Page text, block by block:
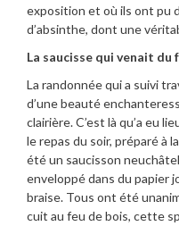
exposition et où ils ont pu
d’absinthe, dont une
La saucisse qui venait du
La randonnée qui a suivi
d’une beauté
clairière. C’est là qu’a eu
le repas du soir, préparé à
été un saucisson
enveloppé dans du papier
braise. Tous ont été
cuit au feu de bois, cette